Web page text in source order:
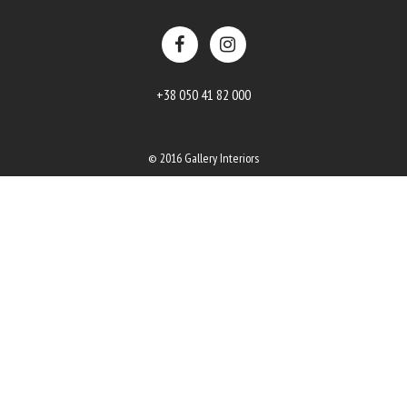
+38 050 41 82 000
© 2016 Gallery Interiors